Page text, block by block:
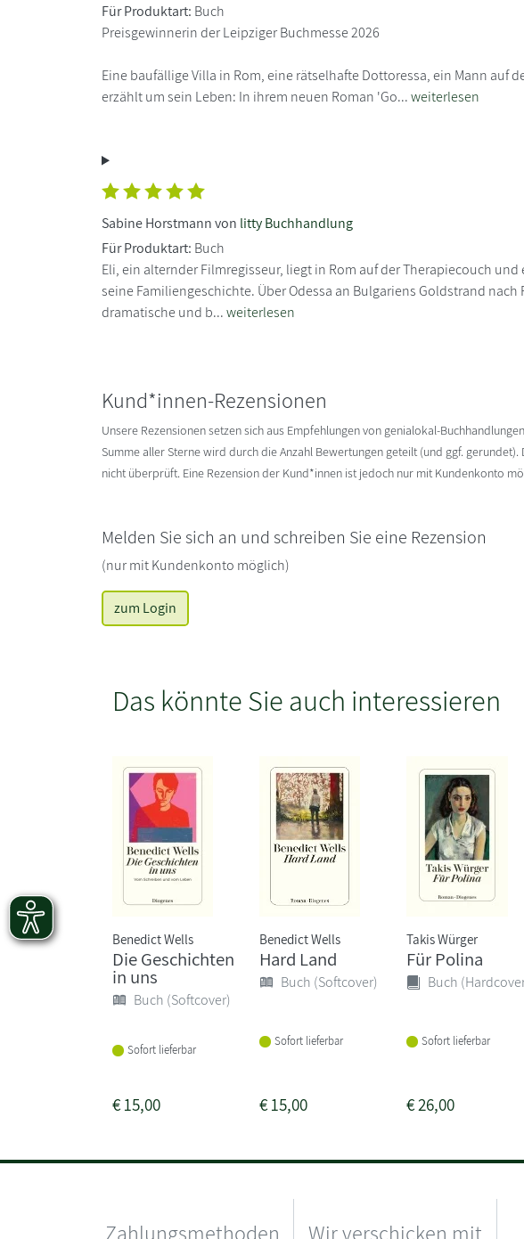
Für Produktart: Buch
Preisgewinnerin der Leipziger Buchmesse 2026
Eine baufällige Villa in Rom, eine rätselhafte Dottoressa, ein Mann auf
erzählt um sein Leben: In ihrem neuen Roman 'Go...weiterlesen
Sabine Horstmann von litty Buchhandlung
Für Produktart: Buch
Eli, ein alternder Filmregisseur, liegt in Rom auf der Therapiecouch und
seine Familiengeschichte. Über Odessa an Bulgariens Goldstrand nach
dramatische und b...weiterlesen
Kund*innen-Rezensionen
Unsere Rezensionen setzen sich aus Empfehlungen von genialokal-
Summe aller Sterne wird durch die Anzahl Bewertungen geteilt (und ggf.
nicht überprüft. Eine Rezension der Kund*innen ist jedoch nur mit Kundenkonto
Melden Sie sich an und schreiben Sie eine Rezension
(nur mit Kundenkonto möglich)
zum Login
Das könnte Sie auch interessieren
Benedict Wells
Die Geschichten
in uns
Buch (Softcover)
Sofort lieferbar
€15,00
Benedict Wells
Hard Land
Buch (Softcover)
Sofort lieferbar
€15,00
Takis Würger
Für Polina
Buch
Sofort lieferbar
€26,00
Zahlungsmethoden Wir verschicken mit